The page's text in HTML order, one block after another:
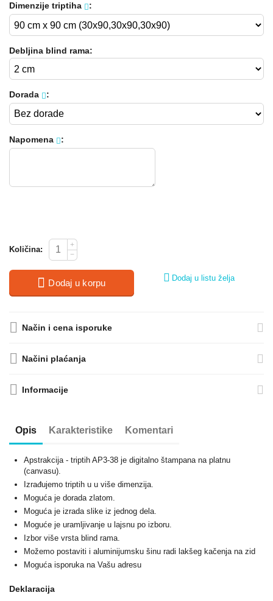
Dimenzije triptiha :
Debljina blind rama:
Dorada :
Napomena :
Količina:
+
−
Dodaj u korpu Dodaj u listu želja
Način i cena isporuke
Načini plaćanja
Informacije
Opis Karakteristike Komentari
Apstrakcija - triptih AP3-38 je digitalno štampana na platnu
(canvasu).
Izrađujemo triptih u u više dimenzija.
Moguća je dorada zlatom.
Moguća je izrada slike iz jednog dela.
Moguće je uramljivanje u lajsnu po izboru.
Izbor više vrsta blind rama.
Možemo postaviti i aluminijumsku šinu radi lakšeg kačenja na zid
Moguća isporuka na Vašu adresu
Deklaracija